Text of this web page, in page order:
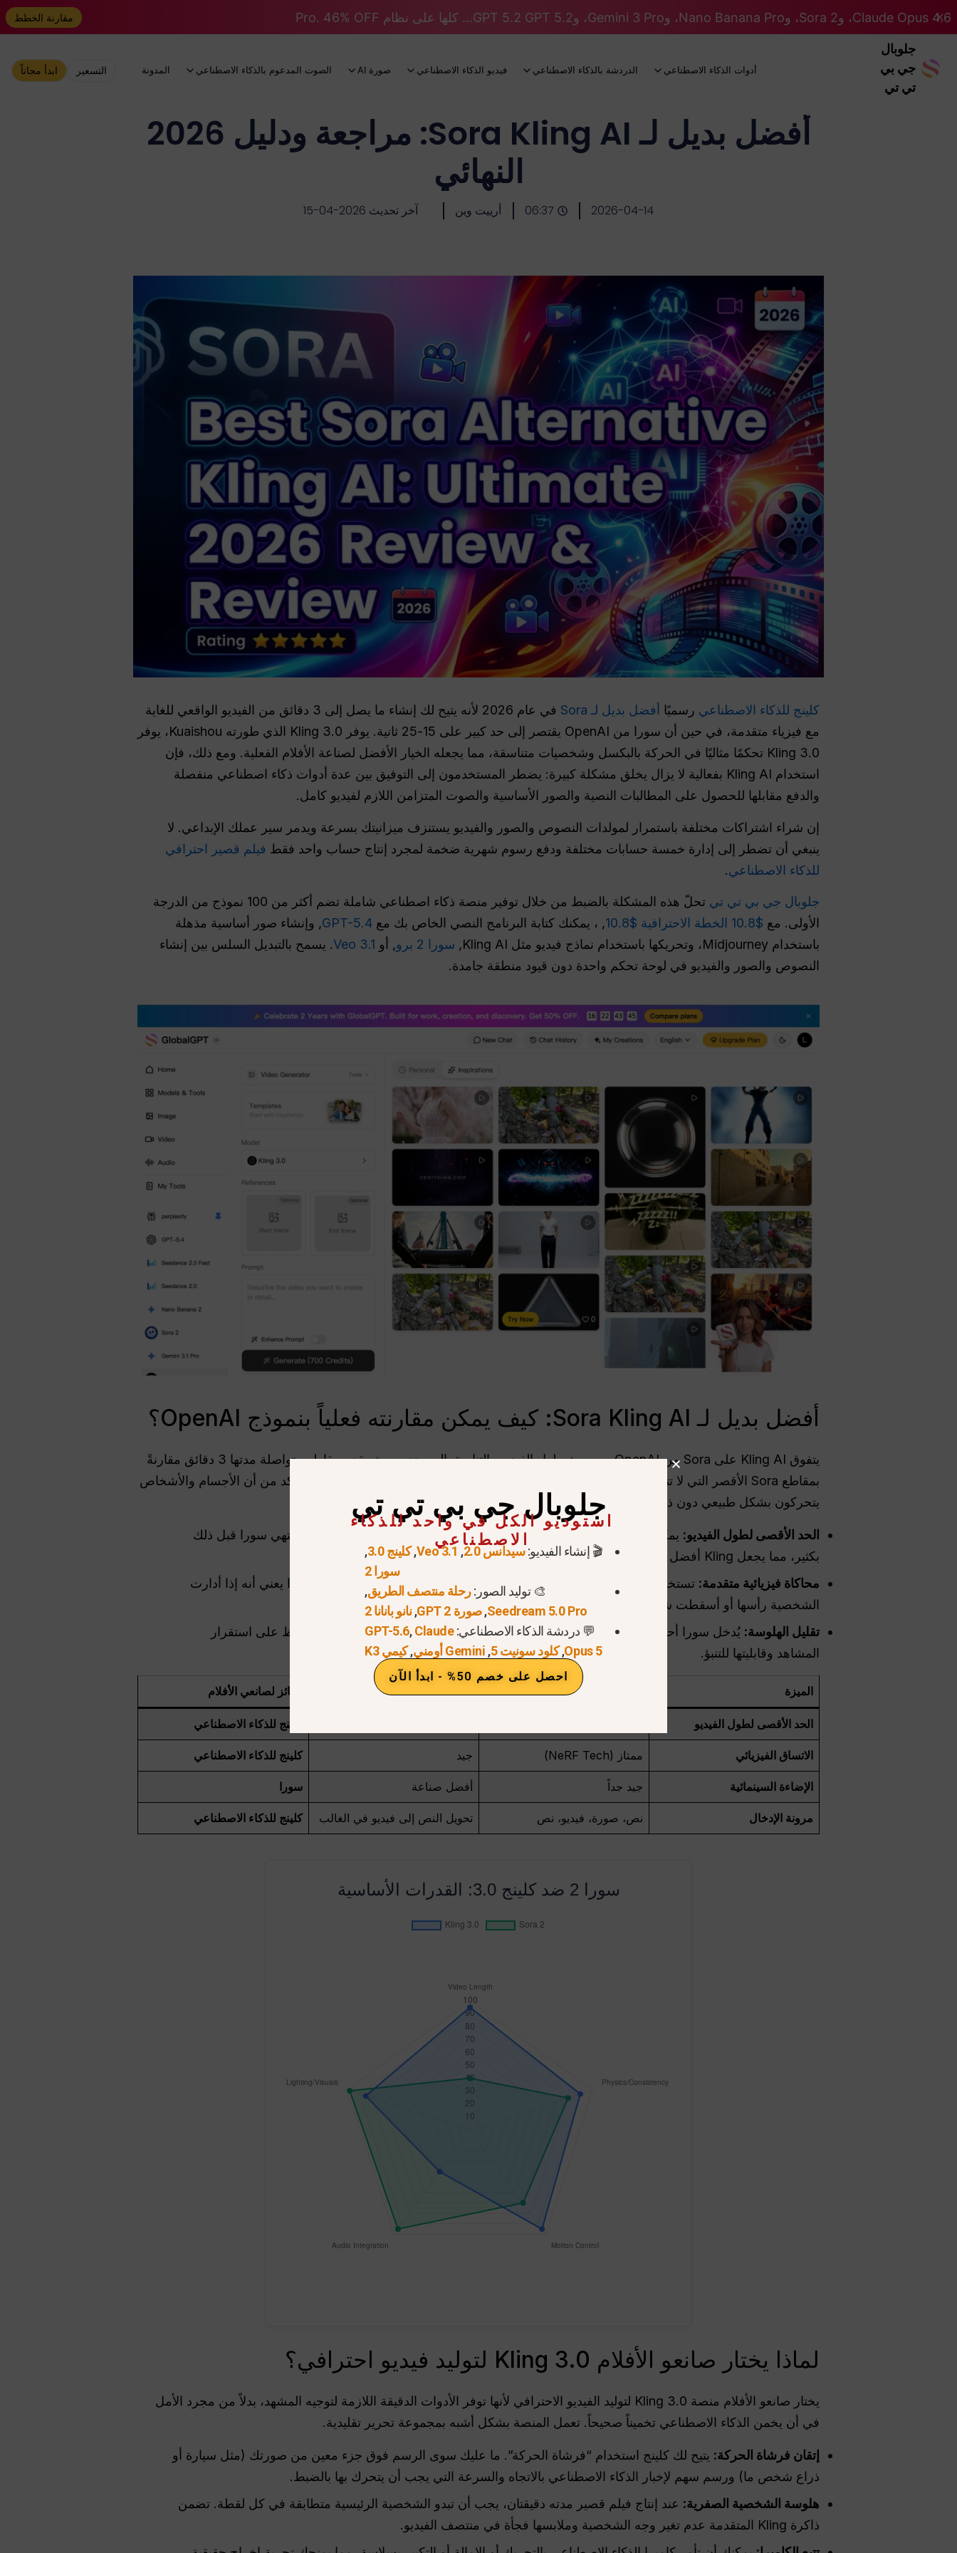
Claude Opus 4.6، وSora 2، وNano Banana Pro، وGemini 3 Pro، وGPT 5.2 GPT 5.2... كلها على نظام Pro. 46% OFF مقارنة الخطط
جلوبال
جي بي
تي تي
أدوات الذكاء الاصطناعي الدردشة بالذكاء الاصطناعي فيديو الذكاء الاصطناعي صورة AI الصوت المدعوم بالذكاء الاصطناعي المدونة التسعير ابدأ مجاناً
أفضل بديل لـ Sora Kling AI: مراجعة ودليل 2026
النهائي
2026-04-14
06:37 أرييت وين آخر تحديث 2026-04-15
كلينج للذكاء الاصطناعي رسميًا أفضل بديل لـ Sora
في عام 2026 لأنه يتيح لك إنشاء ما يصل إلى 3 دقائق من الفيديو الواقعي للغاية
مع فيزياء متقدمة، في حين أن سورا من OpenAI يقتصر إلى حد كبير على 15-25 ثانية. يوفر Kling 3.0 الذي طورته Kuaishou، يوفر
Kling 3.0 تحكمًا مثاليًا في الحركة بالبكسل وشخصيات متناسقة، مما يجعله الخيار الأفضل لصناعة الأفلام الفعلية. ومع ذلك، فإن
استخدام Kling AI بفعالية لا يزال يخلق مشكلة كبيرة: يضطر المستخدمون إلى التوفيق بين عدة أدوات ذكاء اصطناعي منفصلة
والدفع مقابلها للحصول على المطالبات النصية والصور الأساسية والصوت المتزامن اللازم لفيديو كامل.
إن شراء اشتراكات مختلفة باستمرار لمولدات النصوص والصور والفيديو يستنزف ميزانيتك بسرعة ويدمر سير عملك الإبداعي. لا
ينبغي أن تضطر إلى إدارة خمسة حسابات مختلفة ودفع رسوم شهرية ضخمة لمجرد إنتاج حساب واحد فقط فيلم قصير احترافي
للذكاء الاصطناعي.
جلوبال جي بي تي تي
تحلّ هذه المشكلة بالضبط من خلال توفير منصة ذكاء اصطناعي شاملة تضم أكثر من 100 نموذج من الدرجة
الأولى. مع $10.8 الخطة الاحترافية $10.8 , ، يمكنك كتابة البرنامج النصي الخاص بك مع GPT-5.4, وإنشاء صور أساسية مذهلة
باستخدام Midjourney، وتحريكها باستخدام نماذج فيديو مثل Kling AI,
سورا 2 برو , أو Veo 3.1. يسمح بالتبديل السلس بين إنشاء
النصوص والصور والفيديو في لوحة تحكم واحدة دون قيود منطقة جامدة.
أفضل بديل لـ Sora Kling AI: كيف يمكن مقارنته فعلياً بنموذج OpenAI؟
يتفوق Kling AI على Sora من OpenAI من حيث طول الفيديو والتناسق الجسدي، حيث يقدم مقاطع متواصلة مدتها 3 دقائق مقارنةً
بمقاطع Sora الأقصر التي لا تتجاوز 15 ثانية. بينما يُنتج Sora إضاءة سينمائية مذهلة، يركز Kling على التأكد من أن الأجسام والأشخاص
يتحركون بشكل طبيعي دون ذوبان أو تحول مع مرور الوقت.
الحد الأقصى لطول الفيديو:
يمكن لـ Kling 3.0 توليد مقاطع قصصية طويلة تصل إلى 3 دقائق. عادةً ما تنتهي سورا قبل ذلك
بكثير، مما يجعل Kling أفضل للأفلام القصيرة الفعلية.
محاكاة فيزيائية متقدمة:
تستخدم Kling رسم الخرائط المكانية ثلاثية الأبعاد المتقدمة (تقنية NeRF). وهذا يعني أنه إذا أدارت
الشخصية رأسها أو أسقطت شيئًا ما، تظل الجاذبية والإضاءة حقيقية تمامًا.
تقليل الهلوسة: يُدخل سورا أحيانًا أجسام عشوائية في المشهد بالخطأ. كلينغ أكثر صرامة بكثير، مما يحافظ على استقرار
المشاهد وقابليتها للتنبؤ.
الميزة Kling AI (Kling 3.0) أوبن إيه آي سورا (سورا 2) الفائز لصانعي الأفلام
الحد الأقصى لطول الفيديو كلينج للذكاء الاصطناعي
الاتساق الفيزيائي ممتاز (NeRF Tech) جيد كلينج للذكاء الاصطناعي
الإضاءة السينمائية جيد جداً أفضل صناعة سورا
مرونة الإدخال نص، صورة، فيديو، نص تحويل النص إلى فيديو في الغالب كلينج للذكاء الاصطناعي
سورا 2 ضد كلينج 3.0: القدرات الأساسية
لماذا يختار صانعو الأفلام Kling 3.0 لتوليد فيديو احترافي؟
يختار صانعو الأفلام منصة Kling 3.0 لتوليد الفيديو الاحترافي لأنها توفر الأدوات الدقيقة اللازمة لتوجيه المشهد، بدلاً من مجرد الأمل
في أن يخمن الذكاء الاصطناعي تخميناً صحيحاً. تعمل المنصة بشكل أشبه بمجموعة تحرير تقليدية.
إتقان فرشاة الحركة: يتيح لك كلينج استخدام “فرشاة الحركة”. ما عليك سوى الرسم فوق جزء معين من صورتك (مثل سيارة أو
ذراع شخص ما) ورسم سهم لإخبار الذكاء الاصطناعي بالاتجاه والسرعة التي يجب أن يتحرك بها بالضبط.
هلوسة الشخصية الصفرية: عند إنتاج فيلم قصير مدته دقيقتان، يجب أن تبدو الشخصية الرئيسية متطابقة في كل لقطة. تضمن
ذاكرة Kling المتقدمة عدم تغير وجه الشخصية وملابسها فجأة في منتصف الفيديو.
جلوبال جي بي تي تي
استوديو الكل في واحد للذكاء
الاصطناعي
🎬 إنشاء الفيديو:سيدانس 2.0 ,
Veo 3.1
,كلينج 3.0
,
سورا 2
🎨 توليد الصور:رحلة منتصف الطريق,
Seedream 5.0 Pro
,صورة GPT 2 ,نانو بانانا 2
💬 دردشة الذكاء الاصطناعي:
GPT-5.6,Claude
Opus 5
,كلود سونيت 5 , Gemini أومني ,كيمي K3
احصل على خصم 50% - ابدأ الآن